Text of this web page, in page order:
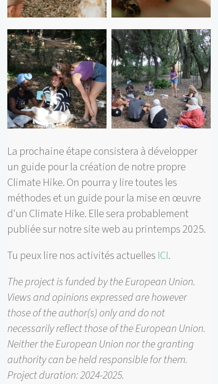
La prochaine étape consistera à développer
un guide pour la création de notre propre
Climate Hike. On pourra y lire toutes les
méthodes et un guide pour la mise en œuvre
d'un Climate Hike. Elle sera probablement
publiée sur notre site web au printemps 2025.
Tu peux lire nos activités actuelles ICI.
The project is funded by the European Union.
Views and opinions expressed are however
those of the author(s) only and do not
necessarily reflect those of the European Union.
Neither the European Union nor the granting
authority can be held responsible for them.
Project duration: 2024-2025.